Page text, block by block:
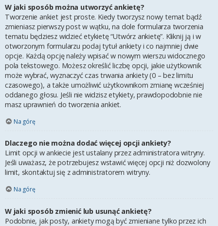
W jaki sposób można utworzyć ankietę?
Tworzenie ankiet jest proste. Kiedy tworzysz nowy temat bądź
zmieniasz pierwszy post w wątku, na dole formularza tworzenia
tematu będziesz widzieć etykietę “Utwórz ankietę”. Kliknij ją i w
otworzonym formularzu podaj tytuł ankiety i co najmniej dwie
opcje. Każdą opcję należy wpisać w nowym wierszu widocznego
pola tekstowego. Możesz określić liczbę opcji, jakie użytkownik
może wybrać, wyznaczyć czas trwania ankiety (0 – bez limitu
czasowego), a także umożliwić użytkownikom zmianę wcześniej
oddanego głosu. Jeśli nie widzisz etykiety, prawdopodobnie nie
masz uprawnień do tworzenia ankiet.
Na górę
Dlaczego nie można dodać więcej opcji ankiety?
Limit opcji w ankiecie jest ustalany przez administratora witryny.
Jeśli uważasz, że potrzebujesz wstawić więcej opcji niż dozwolony
limit, skontaktuj się z administratorem witryny.
Na górę
W jaki sposób zmienić lub usunąć ankietę?
Podobnie, jak posty, ankiety mogą być zmieniane tylko przez ich